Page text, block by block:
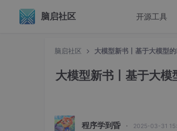
脑启社区 开源工具
脑启社区 大模型新书丨基于大模型
大模型新书丨基于大
程序学到昏 · 2025-03-31